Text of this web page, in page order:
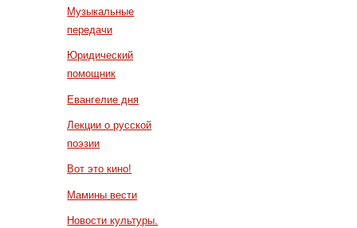
Музыкальные
передачи
Юридический
помощник
Евангелие дня
Лекции о русской
поэзии
Вот это кино!
Мамины вести
Новости культуры.